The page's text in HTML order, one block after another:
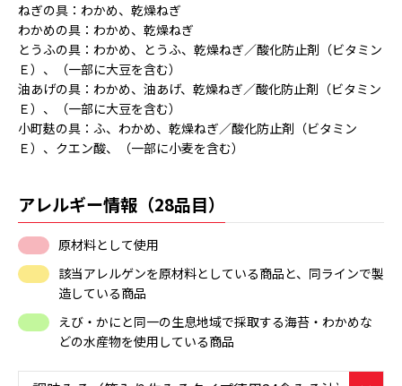
ねぎの具：わかめ、乾燥ねぎ
わかめの具：わかめ、乾燥ねぎ
とうふの具：わかめ、とうふ、乾燥ねぎ／酸化防止剤（ビタミン
Ｅ）、（一部に大豆を含む）
油あげの具：わかめ、油あげ、乾燥ねぎ／酸化防止剤（ビタミン
Ｅ）、（一部に大豆を含む）
小町麸の具：ふ、わかめ、乾燥ねぎ／酸化防止剤（ビタミン
Ｅ）、クエン酸、（一部に小麦を含む）
アレルギー情報（28品目）
原材料として使用
該当アレルゲンを原材料としている商品と、同ラインで製
造している商品
えび・かにと同一の生息地域で採取する海苔・わかめな
どの水産物を使用している商品